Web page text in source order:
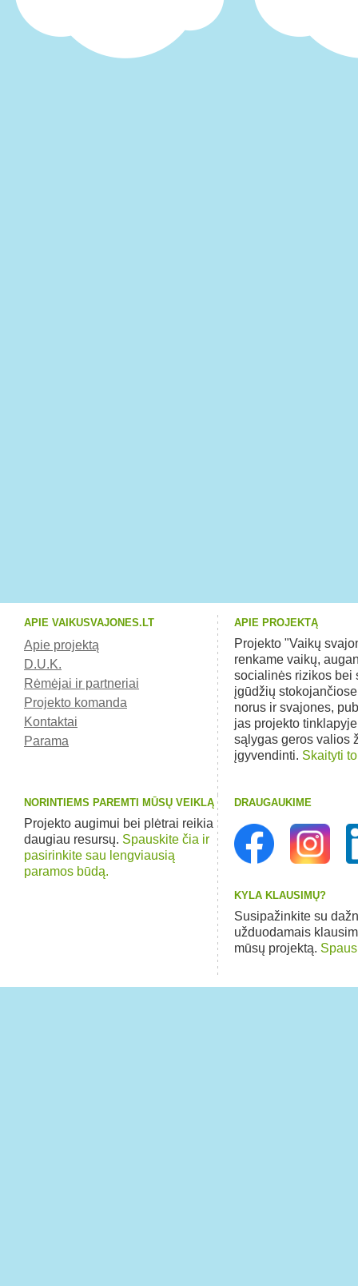
APIE VAIKUSVAJONES.LT
Apie projektą
D.U.K.
Rėmėjai ir partneriai
Projekto komanda
Kontaktai
Parama
APIE PROJEKTĄ
Projekto "Vaikų
renkame vaikų,
socialinės rizikos bei
įgūdžių
norus ir svajones,
jas projekto
sąlygas geros valios
įgyvendinti. Skaityti
NORINTIEMS PAREMTI MŪSŲ VEIKLĄ
Projekto augimui bei plėtrai reikia
daugiau resursų. Spauskite čia ir
pasirinkite sau lengviausią
paramos būdą.
DRAUGAUKIME
KYLA KLAUSIMŲ?
Susipažinkite su
užduodamais
mūsų projektą.